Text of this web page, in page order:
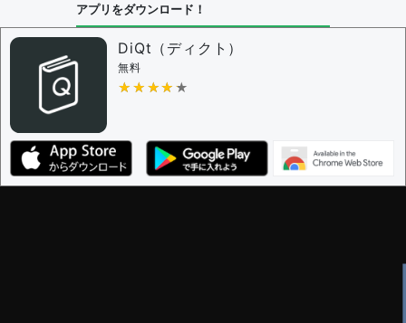
アプリをダウンロード！
DiQt（ディクト）
無料
★★★★★
★★★★★